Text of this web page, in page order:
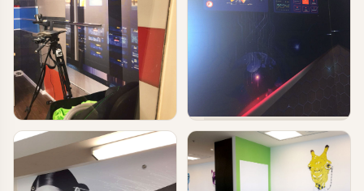
טפטים ומדבקות קיר בעסקים
עיצוב עסקים וחברות הייטק
טפטים ומדבקות קיר בעסקים
עיצוב משרד